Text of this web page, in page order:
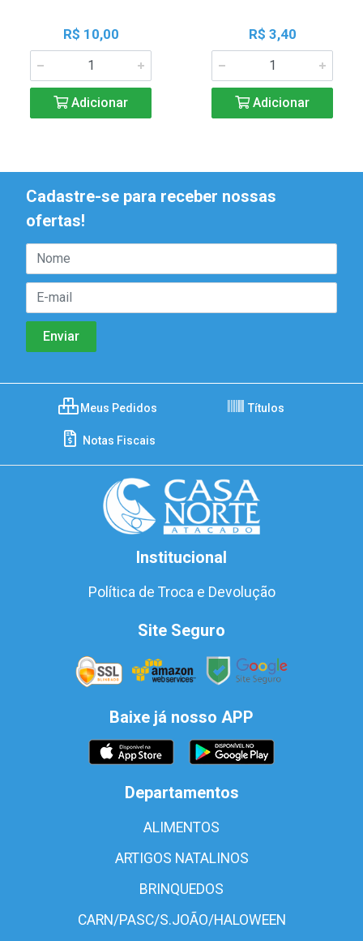
R$ 10,00
Adicionar
R$ 3,40
Adicionar
Cadastre-se para receber nossas
ofertas!
Meus Pedidos Títulos
Notas Fiscais
Institucional
Política de Troca e Devolução
Site Seguro
Baixe já nosso APP
Departamentos
ALIMENTOS
ARTIGOS NATALINOS
BRINQUEDOS
CARN/PASC/S.JOÃO/HALOWEEN